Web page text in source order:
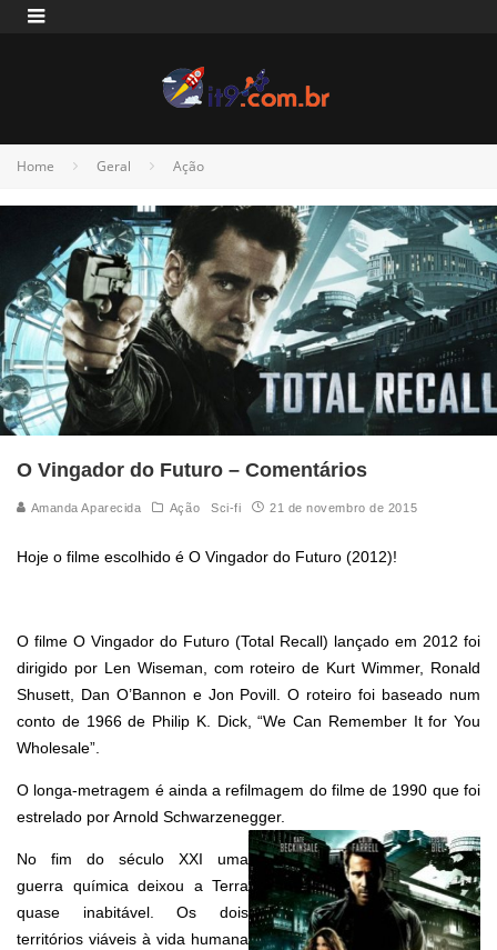
Home Geral Ação
O Vingador do Futuro – Comentários
Amanda Aparecida Ação Sci-fi 21 de novembro de 2015
Hoje o filme escolhido é O Vingador do Futuro (2012)!
O filme O Vingador do Futuro (Total Recall) lançado em 2012 foi
dirigido por Len Wiseman, com roteiro de Kurt Wimmer, Ronald
Shusett, Dan O’Bannon e Jon Povill. O roteiro foi baseado num
conto de 1966 de Philip K. Dick, “We Can Remember It for You
Wholesale”.
O longa-metragem é ainda a refilmagem do filme de 1990 que foi
estrelado por Arnold Schwarzenegger.
No fim do século XXI uma
guerra química deixou a Terra
quase inabitável. Os dois
territórios viáveis à vida humana